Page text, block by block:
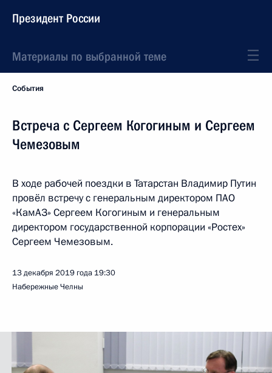
Президент России
Материалы по выбранной теме
События
Встреча с Сергеем Когогиным и Сергеем
Чемезовым
В ходе рабочей поездки в Татарстан Владимир Путин
провёл встречу с генеральным директором ПАО
«КамАЗ» Сергеем Когогиным и генеральным
директором государственной корпорации «Ростех»
Сергеем Чемезовым.
13 декабря 2019 года 19:30
Набережные Челны